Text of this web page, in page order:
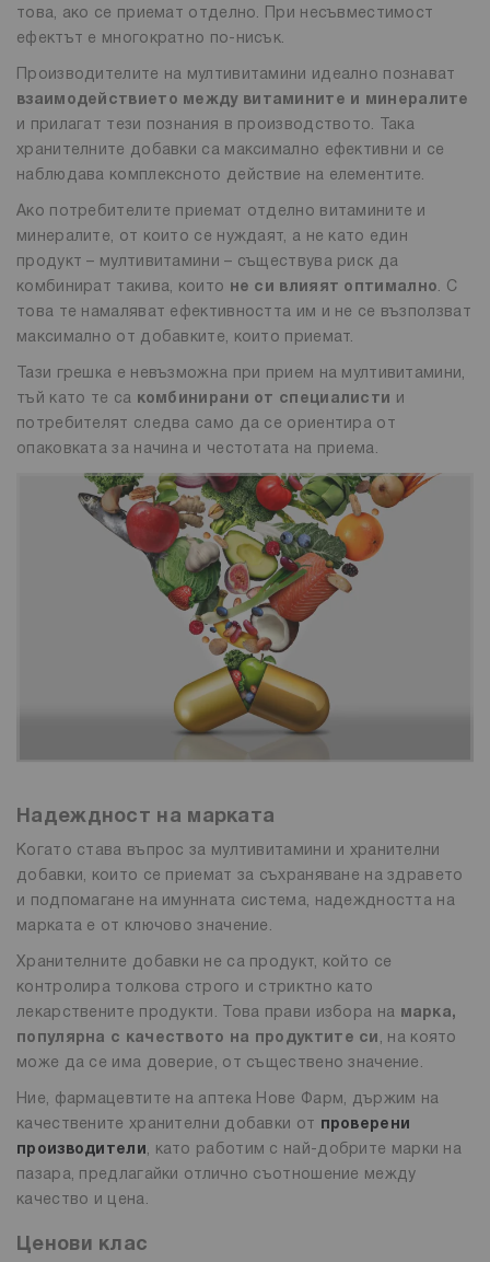
това, ако се приемат отделно. При несъвместимост
ефектът е многократно по-нисък.
Производителите на мултивитамини идеално познават
взаимодействието между витамините и минералите
и прилагат тези познания в производството. Така
хранителните добавки са максимално ефективни и се
наблюдава комплексното действие на елементите.
Ако потребителите приемат отделно витамините и
минералите, от които се нуждаят, а не като един
продукт – мултивитамини – съществува риск да
комбинират такива, които не си влияят оптимално. С
това те намаляват ефективността им и не се възползват
максимално от добавките, които приемат.
Тази грешка е невъзможна при прием на мултивитамини,
тъй като те са комбинирани от специалисти и
потребителят следва само да се ориентира от
опаковката за начина и честотата на приема.
Надеждност на марката
Когато става въпрос за мултивитамини и хранителни
добавки, които се приемат за съхраняване на здравето
и подпомагане на имунната система, надеждността на
марката е от ключово значение.
Хранителните добавки не са продукт, който се
контролира толкова строго и стриктно като
лекарствените продукти. Това прави избора на марка,
популярна с качеството на продуктите си , на която
може да се има доверие, от съществено значение.
Ние, фармацевтите на аптека Нове Фарм, държим на
качествените хранителни добавки от проверени
производители, като работим с най-добрите марки на
пазара, предлагайки отлично съотношение между
качество и цена.
Ценови клас